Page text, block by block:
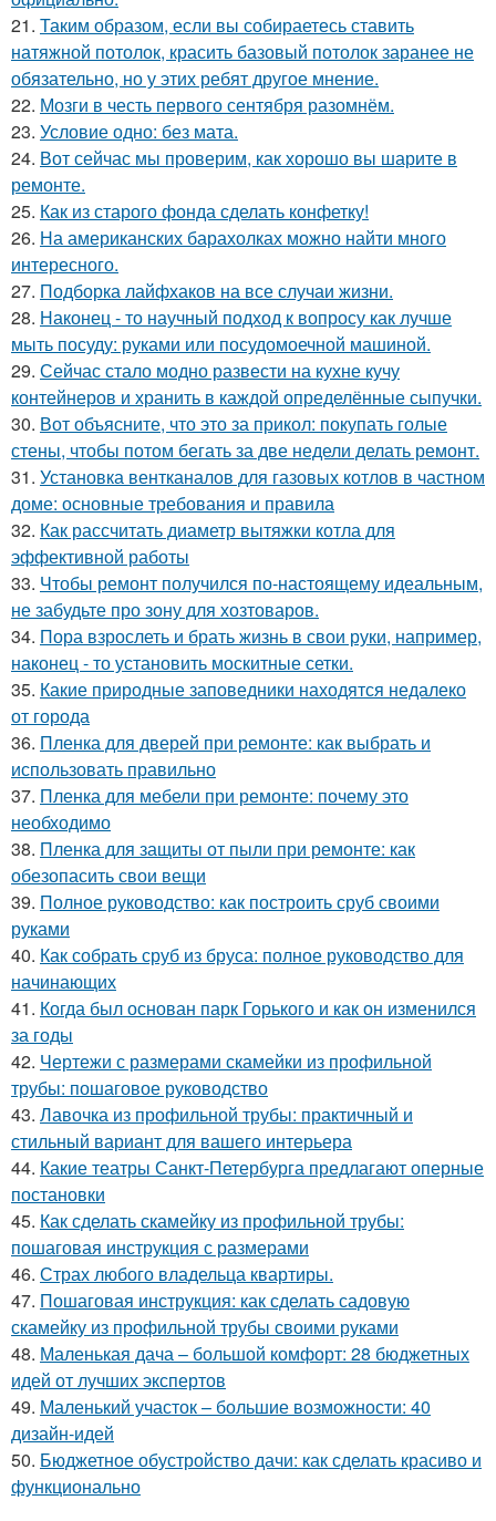
21. Таким образом, если вы собираетесь ставить
натяжной потолок, красить базовый потолок заранее не
обязательно, но у этих ребят другое мнение.
22. Мозги в честь первого сентября разомнём.
23. Условие одно: без мата.
24. Вот сейчас мы проверим, как хорошо вы шарите в
ремонте.
25. Как из старого фонда сделать конфетку!
26. На американских барахолках можно найти много
интересного.
27. Подборка лайфхаков на все случаи жизни.
28. Наконец - то научный подход к вопросу как лучше
мыть посуду: руками или посудомоечной машиной.
29. Сейчас стало модно развести на кухне кучу
контейнеров и хранить в каждой определённые сыпучки.
30. Вот объясните, что это за прикол: покупать голые
стены, чтобы потом бегать за две недели делать ремонт.
31. Установка вентканалов для газовых котлов в частном
доме: основные требования и правила
32. Как рассчитать диаметр вытяжки котла для
эффективной работы
33. Чтобы ремонт получился по-настоящему идеальным,
не забудьте про зону для хозтоваров.
34. Пора взрослеть и брать жизнь в свои руки, например,
наконец - то установить москитные сетки.
35. Какие природные заповедники находятся недалеко
от города
36. Пленка для дверей при ремонте: как выбрать и
использовать правильно
37. Пленка для мебели при ремонте: почему это
необходимо
38. Пленка для защиты от пыли при ремонте: как
обезопасить свои вещи
39. Полное руководство: как построить сруб своими
руками
40. Как собрать сруб из бруса: полное руководство для
начинающих
41. Когда был основан парк Горького и как он изменился
за годы
42. Чертежи с размерами скамейки из профильной
трубы: пошаговое руководство
43. Лавочка из профильной трубы: практичный и
стильный вариант для вашего интерьера
44. Какие театры Санкт-Петербурга предлагают оперные
постановки
45. Как сделать скамейку из профильной трубы:
пошаговая инструкция с размерами
46. Страх любого владельца квартиры.
47. Пошаговая инструкция: как сделать садовую
скамейку из профильной трубы своими руками
48. Маленькая дача – большой комфорт: 28 бюджетных
идей от лучших экспертов
49. Маленький участок – большие возможности: 40
дизайн-идей
50. Бюджетное обустройство дачи: как сделать красиво и
функционально